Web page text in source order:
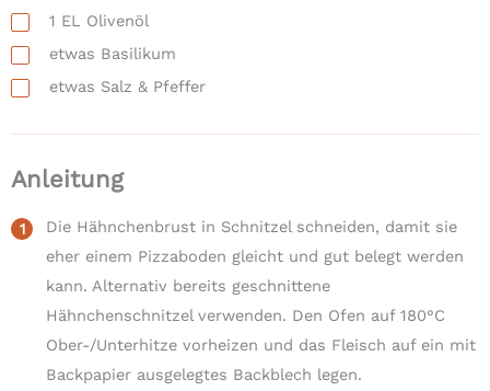
1 EL Olivenöl
etwas Basilikum
etwas Salz & Pfeffer
Anleitung
Die Hähnchenbrust in Schnitzel schneiden, damit sie
eher einem Pizzaboden gleicht und gut belegt werden
kann. Alternativ bereits geschnittene
Hähnchenschnitzel verwenden. Den Ofen auf 180°C
Ober-/Unterhitze vorheizen und das Fleisch auf ein mit
Backpapier ausgelegtes Backblech legen.